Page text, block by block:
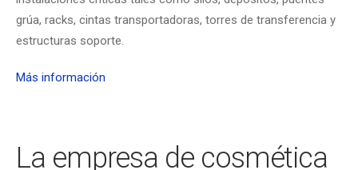
grúa, racks, cintas transportadoras, torres de transferencia y
estructuras soporte.
Más información
La empresa de cosmética